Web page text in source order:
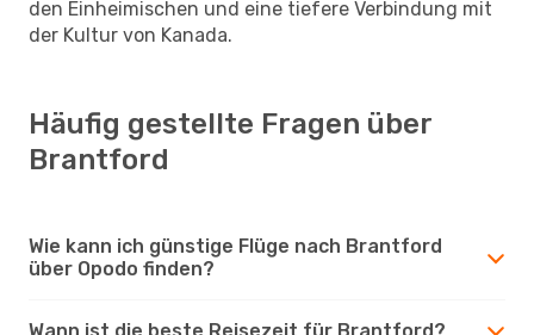
den Einheimischen und eine tiefere Verbindung mit
der Kultur von Kanada.
Häufig gestellte Fragen über
Brantford
Wie kann ich günstige Flüge nach Brantford
über Opodo finden?